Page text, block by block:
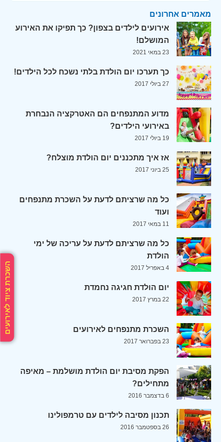
השכרת ציוד לאירועים
מאמרים אחרונים
אירועים לילדים בצפון? כך תפיקו את האירוע
המושלם!
23 במאי 2021
כך תערכו יום הולדת בלתי נשכח לכל הילדים!
27 ביולי 2017
מדוע המתנפחים הם האטרקציה הנבחרת
באירועי הילדים?
19 ביולי 2017
אז איך מתכננים יום הולדת מוצלח?
25 ביוני 2017
כל מה שרציתם לדעת על השכרת מתנפחים
ועוד
11 במאי 2017
כל מה שרציתם לדעת על עריכה של ימי
הולדת
4 באפריל 2017
יום הולדת חגיגה נחמדת
22 במרץ 2017
השכרת מתנפחים לאירועים
23 בפברואר 2017
הפקת מסיבת יום הולדת מושלמת – מאיפה
מתחילים?
6 בדצמבר 2016
תכנון מסיבה לילדים עם טרמפולינו
26 בספטמבר 2016